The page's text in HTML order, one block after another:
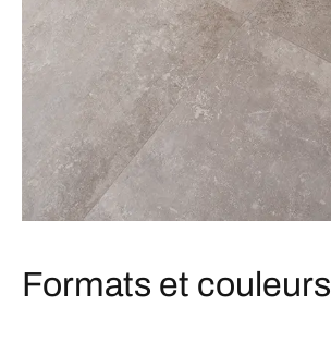
Formats et couleurs